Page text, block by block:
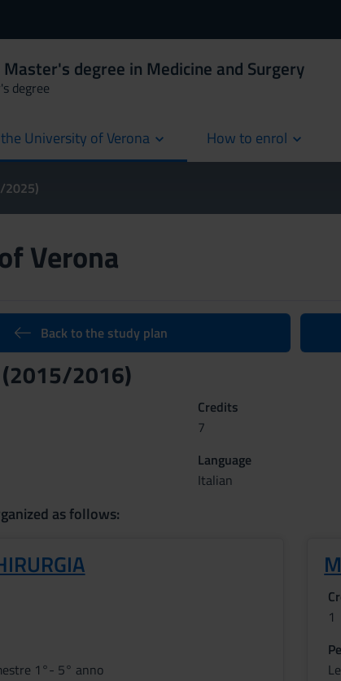
degree in Medicine and Surgery
degree
University of Verona How to enrol
2025)
Verona
Back to the study plan
2016)
Credits
7
Language
Italian
as follows:
1°- 5° anno
1